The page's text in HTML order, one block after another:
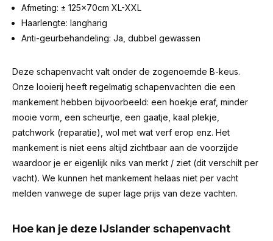
Afmeting: ± 125x70cm XL-XXL
Haarlengte: langharig
Anti-geurbehandeling: Ja, dubbel gewassen
Deze schapenvacht valt onder de zogenoemde B-keus.
Onze looierij heeft regelmatig schapenvachten die een
mankement hebben bijvoorbeeld: een hoekje eraf, minder
mooie vorm, een scheurtje, een gaatje, kaal plekje,
patchwork (reparatie), wol met wat verf erop enz. Het
mankement is niet eens altijd zichtbaar aan de voorzijde
waardoor je er eigenlijk niks van merkt / ziet (dit verschilt per
vacht). We kunnen het mankement helaas niet per vacht
melden vanwege de super lage prijs van deze vachten.
Hoe kan je deze IJslander schapenvacht